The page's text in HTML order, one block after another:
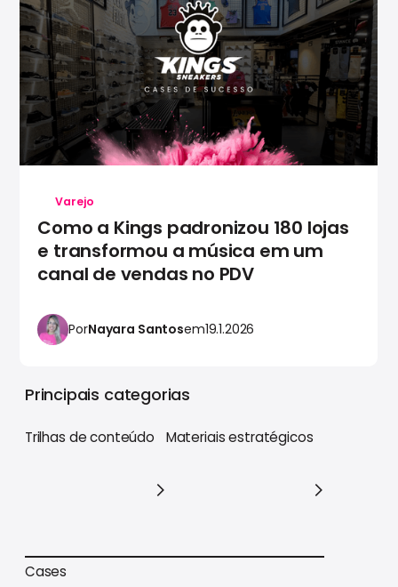
Varejo
Como a Kings padronizou 180 lojas
e transformou a música em um
canal de vendas no PDV
PorNayara Santosem19.1.2026
Principais categorias
Trilhas de conteúdo
Trilhas de conteúdo
Materiais estratégicos
Cases